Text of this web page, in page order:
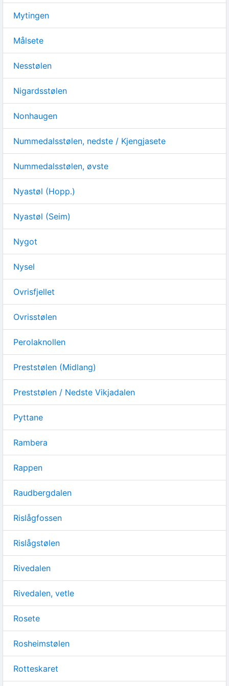
Mytingen
Målsete
Nesstølen
Nigardsstølen
Nonhaugen
Nummedalsstølen, nedste / Kjengjasete
Nummedalsstølen, øvste
Nyastøl (Hopp.)
Nyastøl (Seim)
Nygot
Nysel
Ovrisfjellet
Ovrisstølen
Perolaknollen
Preststølen (Midlang)
Preststølen / Nedste Vikjadalen
Pyttane
Rambera
Rappen
Raudbergdalen
Rislågfossen
Rislågstølen
Rivedalen
Rivedalen, vetle
Rosete
Rosheimstølen
Rotteskaret